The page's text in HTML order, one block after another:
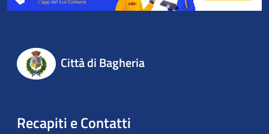
Città di Bagheria
Recapiti e Contatti